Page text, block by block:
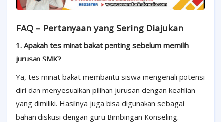
FAQ – Pertanyaan yang Sering Diajukan
1. Apakah tes minat bakat penting sebelum memilih
jurusan SMK?
Ya, tes minat bakat membantu siswa mengenali potensi
diri dan menyesuaikan pilihan jurusan dengan keahlian
yang dimiliki. Hasilnya juga bisa digunakan sebagai
bahan diskusi dengan guru Bimbingan Konseling.